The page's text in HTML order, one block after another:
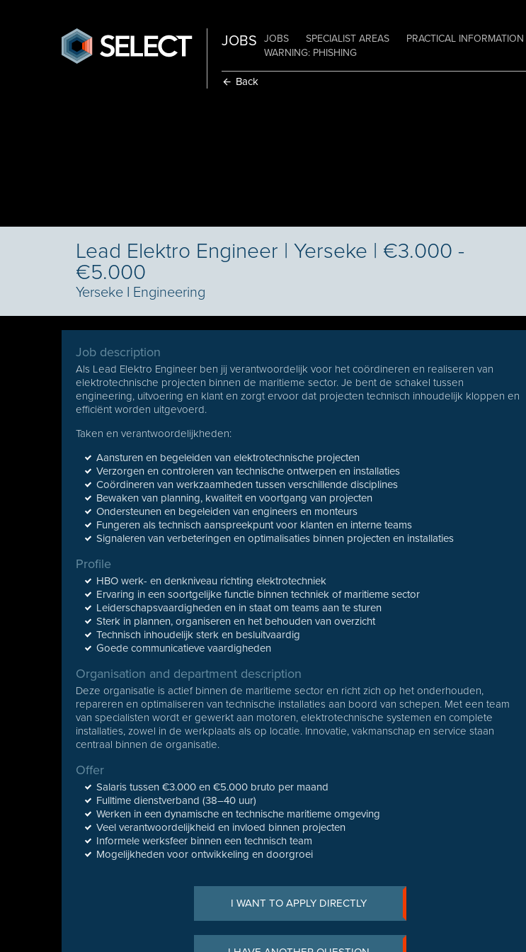
JOBS JOBS SPECIALIST AREAS PRACTICAL INFORMATION
WARNING: PHISHING
Back
Lead Elektro Engineer | Yerseke | €3.000 -
€5.000
Yerseke I Engineering
Job description
Als Lead Elektro Engineer ben jij verantwoordelijk voor het coördineren en realiseren van
elektrotechnische projecten binnen de maritieme sector. Je bent de schakel tussen
engineering, uitvoering en klant en zorgt ervoor dat projecten technisch inhoudelijk kloppen en
efficiënt worden uitgevoerd.
Taken en verantwoordelijkheden:
Aansturen en begeleiden van elektrotechnische projecten
Verzorgen en controleren van technische ontwerpen en installaties
Coördineren van werkzaamheden tussen verschillende disciplines
Bewaken van planning, kwaliteit en voortgang van projecten
Ondersteunen en begeleiden van engineers en monteurs
Fungeren als technisch aanspreekpunt voor klanten en interne teams
Signaleren van verbeteringen en optimalisaties binnen projecten en installaties
Profile
HBO werk- en denkniveau richting elektrotechniek
Ervaring in een soortgelijke functie binnen techniek of maritieme sector
Leiderschapsvaardigheden en in staat om teams aan te sturen
Sterk in plannen, organiseren en het behouden van overzicht
Technisch inhoudelijk sterk en besluitvaardig
Goede communicatieve vaardigheden
Organisation and department description
Deze organisatie is actief binnen de maritieme sector en richt zich op het onderhouden,
repareren en optimaliseren van technische installaties aan boord van schepen. Met een team
van specialisten wordt er gewerkt aan motoren, elektrotechnische systemen en complete
installaties, zowel in de werkplaats als op locatie. Innovatie, vakmanschap en service staan
centraal binnen de organisatie.
Offer
Salaris tussen €3.000 en €5.000 bruto per maand
Fulltime dienstverband (38–40 uur)
Werken in een dynamische en technische maritieme omgeving
Veel verantwoordelijkheid en invloed binnen projecten
Informele werksfeer binnen een technisch team
Mogelijkheden voor ontwikkeling en doorgroei
I WANT TO APPLY DIRECTLY